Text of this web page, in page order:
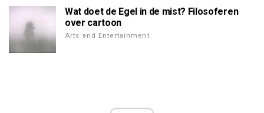
Wat doet de Egel in de mist? Filosoferen
over cartoon
Arts and Entertainment